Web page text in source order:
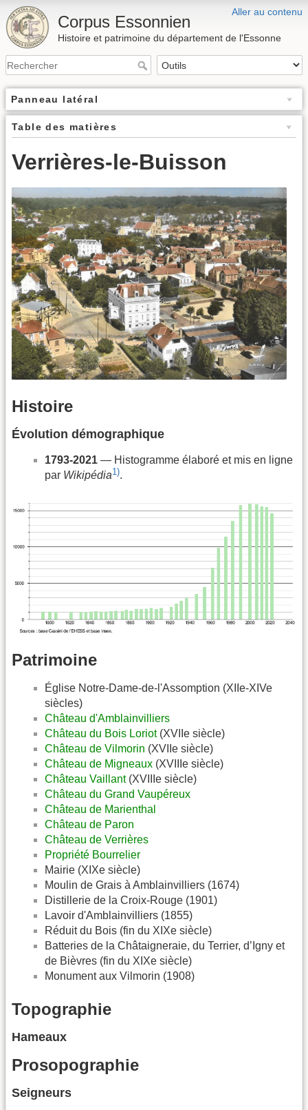
Aller au contenu
Corpus Essonnien
Histoire et patrimoine du département de l'Essonne
Panneau latéral
Table des matières
Verrières-le-Buisson
Histoire
Évolution démographique
1793-2021 — Histogramme élaboré et mis en ligne
par Wikipédia1).
Patrimoine
Église Notre-Dame-de-l'Assomption (XIIe-XIVe
siècles)
Château d'Amblainvilliers
Château du Bois Loriot(XVIIe siècle)
Château de Vilmorin (XVIIe siècle)
Château de Migneaux (XVIIIe siècle)
Château Vaillant(XVIIIe siècle)
Château du Grand Vaupéreux
Château de Marienthal
Château de Paron
Château de Verrières
Propriété Bourrelier
Mairie (XIXe siècle)
Moulin de Grais à Amblainvilliers (1674)
Distillerie de la Croix-Rouge (1901)
Lavoir d'Amblainvilliers (1855)
Réduit du Bois (fin du XIXe siècle)
Batteries de la Châtaigneraie, du Terrier, d’Igny et
de Bièvres (fin du XIXe siècle)
Monument aux Vilmorin (1908)
Topographie
Hameaux
Prosopographie
Seigneurs